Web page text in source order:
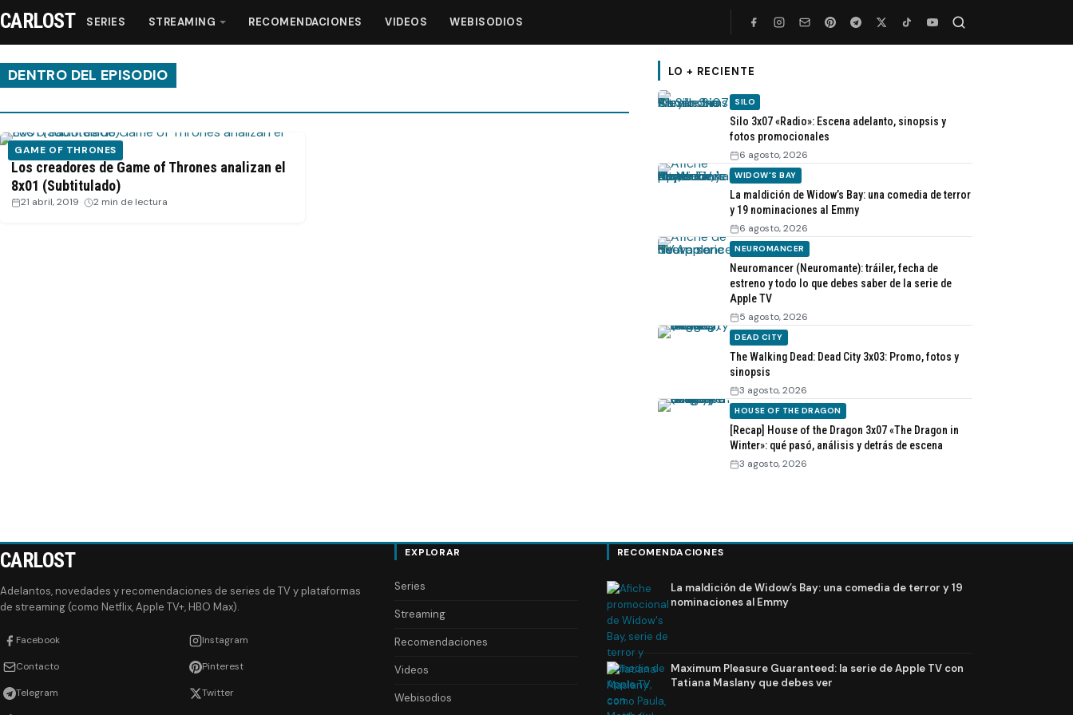
Streaming
Recomendaciones
CARLOST SERIES STREAMING RECOMENDACIONES VIDEOS WEBISODIOS
DENTRO DEL EPISODIO
GAME OF THRONES
Los creadores de Game of Thrones analizan el
8x01 (Subtitulado)
21 abril, 2019 2 min de lectura
LO + RECIENTE
SILO
Silo 3x07 «Radio»: Escena adelanto, sinopsis y
fotos promocionales
6 agosto, 2026
WIDOW'S BAY
La maldición de Widow’s Bay: una comedia de terror
y 19 nominaciones al Emmy
6 agosto, 2026
NEUROMANCER
Neuromancer (Neuromante): tráiler, fecha de
estreno y todo lo que debes saber de la serie de
Apple TV
5 agosto, 2026
DEAD CITY
The Walking Dead: Dead City 3x03: Promo, fotos y
sinopsis
3 agosto, 2026
HOUSE OF THE DRAGON
[Recap] House of the Dragon 3x07 «The Dragon in
Winter»: qué pasó, análisis y detrás de escena
3 agosto, 2026
CARLOST
Adelantos, novedades y recomendaciones de series de TV y plataformas
de streaming (como Netflix, Apple TV+, HBO Max).
Facebook Instagram
Contacto Pinterest
Telegram Twitter
EXPLORAR
Series
Streaming
Recomendaciones
Videos
Webisodios
RECOMENDACIONES
La maldición de Widow’s Bay: una comedia de terror y 19
nominaciones al Emmy
Maximum Pleasure Guaranteed: la serie de Apple TV con
Tatiana Maslany que debes ver